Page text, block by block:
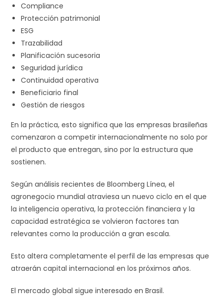
Compliance
Protección patrimonial
ESG
Trazabilidad
Planificación sucesoria
Seguridad jurídica
Continuidad operativa
Beneficiario final
Gestión de riesgos
En la práctica, esto significa que las empresas brasileñas
comenzaron a competir internacionalmente no solo por
el producto que entregan, sino por la estructura que
sostienen.
Según análisis recientes de Bloomberg Línea, el
agronegocio mundial atraviesa un nuevo ciclo en el que
la inteligencia operativa, la protección financiera y la
capacidad estratégica se volvieron factores tan
relevantes como la producción a gran escala.
Esto altera completamente el perfil de las empresas que
atraerán capital internacional en los próximos años.
El mercado global sigue interesado en Brasil.